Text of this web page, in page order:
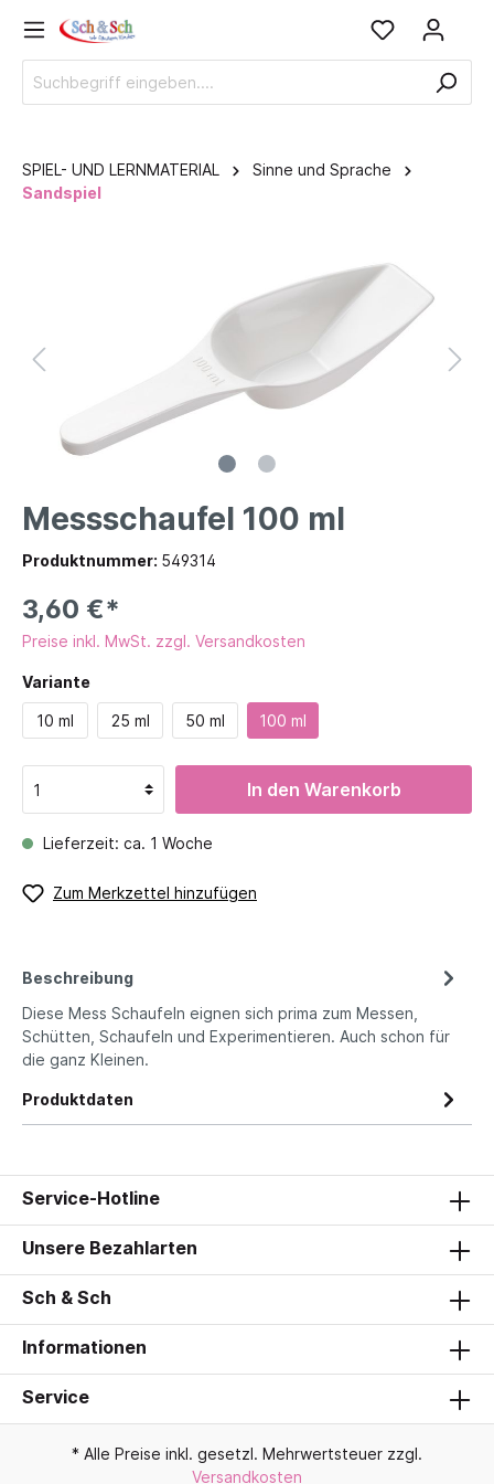
SPIEL- UND LERNMATERIAL
Sinne und Sprache
Sandspiel
Messschaufel 100 ml
Produktnummer: 549314
3,60 €*
Preise inkl. MwSt. zzgl. Versandkosten
Variante
10 ml 25 ml 50 ml 100 ml
In den Warenkorb
Lieferzeit: ca. 1 Woche
Zum Merkzettel hinzufügen
Beschreibung
Diese Mess Schaufeln eignen sich prima zum Messen,
Schütten, Schaufeln und Experimentieren. Auch schon für
die ganz Kleinen.
Produktdaten
Service-Hotline
Unsere Bezahlarten
Sch & Sch
Informationen
Service
* Alle Preise inkl. gesetzl. Mehrwertsteuer zzgl.
Versandkosten